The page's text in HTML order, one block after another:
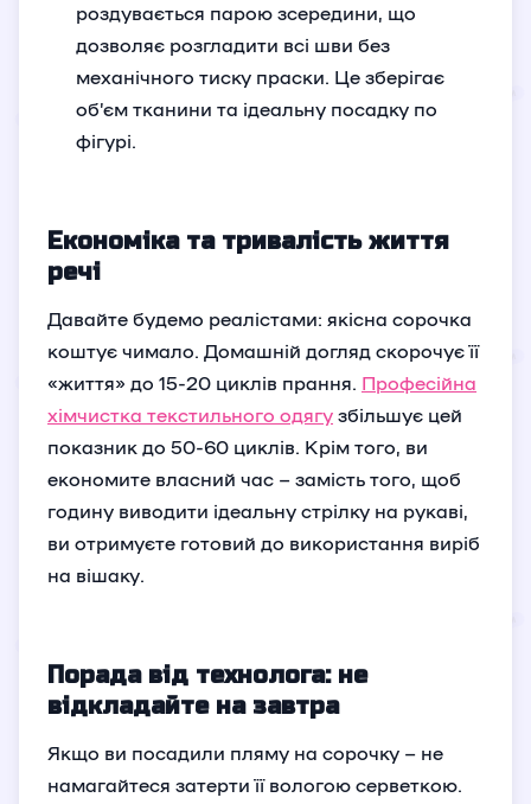
роздувається парою зсередини, що
дозволяє розгладити всі шви без
механічного тиску праски. Це зберігає
об’єм тканини та ідеальну посадку по
фігурі.
Економіка та тривалість життя
речі
Давайте будемо реалістами: якісна сорочка
коштує чимало. Домашній догляд скорочує її
«життя» до 15-20 циклів прання. Професійна
хімчистка текстильного одягу збільшує цей
показник до 50-60 циклів. Крім того, ви
економите власний час – замість того, щоб
годину виводити ідеальну стрілку на рукаві,
ви отримуєте готовий до використання виріб
на вішаку.
Порада від технолога: не
відкладайте на завтра
Якщо ви посадили пляму на сорочку – не
намагайтеся затерти її вологою серветкою.